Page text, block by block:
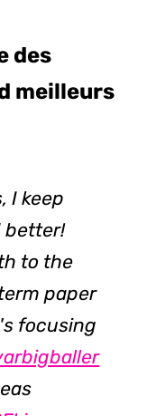
des
meilleurs
I keep
better!
to the
paper
focusing